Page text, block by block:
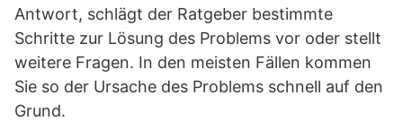
Antwort, schlägt der Ratgeber bestimmte
Schritte zur Lösung des Problems vor oder stellt
weitere Fragen. In den meisten Fällen kommen
Sie so der Ursache des Problems schnell auf den
Grund.